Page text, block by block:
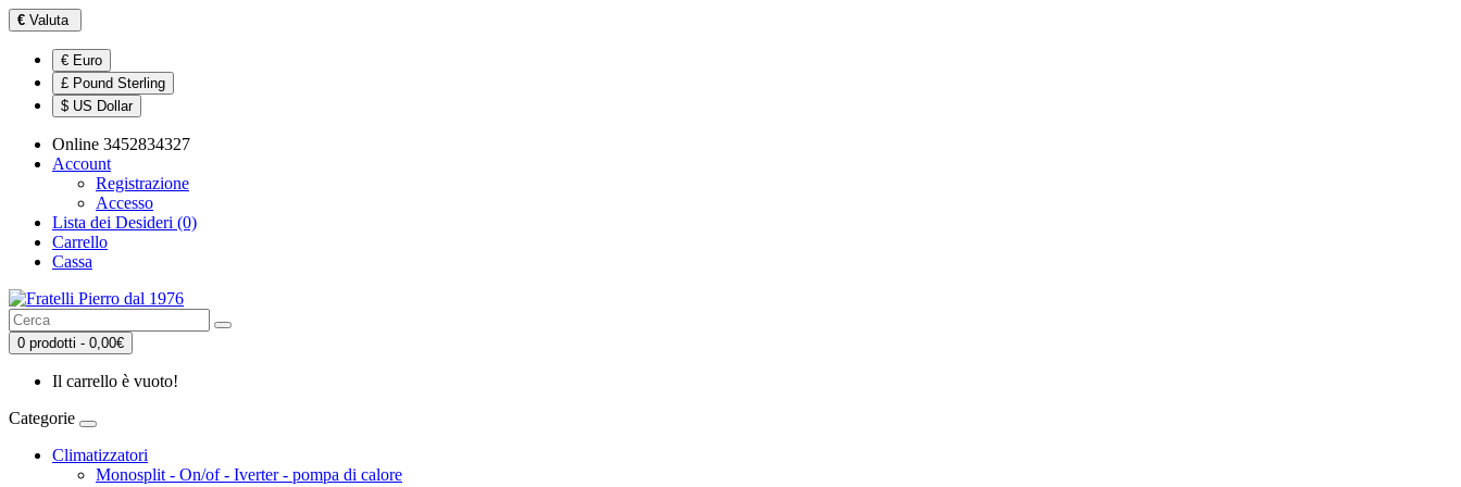
€ Valuta
€ Euro
£ Pound Sterling
$ US Dollar
Online 3452834327
Account
Registrazione
Accesso
Lista dei Desideri (0)
Carrello
Cassa
0 prodotti - 0,00€
Il carrello è vuoto!
Categorie
Climatizzatori
Monosplit - On/of - Iverter - pompa di calore